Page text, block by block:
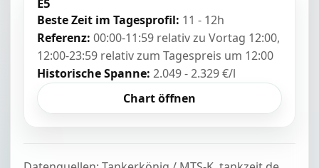
Beste Zeit im Tagesprofil: 11 - 12h
Referenz: 00:00-11:59 relativ zu Vortag 12:00,
12:00-23:59 relativ zum Tagespreis um 12:00
Historische Spanne: 2.049 - 2.329 €/l
Chart öffnen